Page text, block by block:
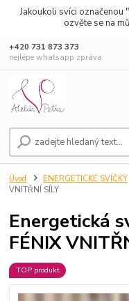
Jakoukoli svíci
ozvěte se na
+420 731 873 373
nejlépe whatsapp zpráva
Úvod ENERGETICKÉ SVÍČKY
VNITŘNÍ SÍLY
Energetická
FÉNIX
TOP produkt